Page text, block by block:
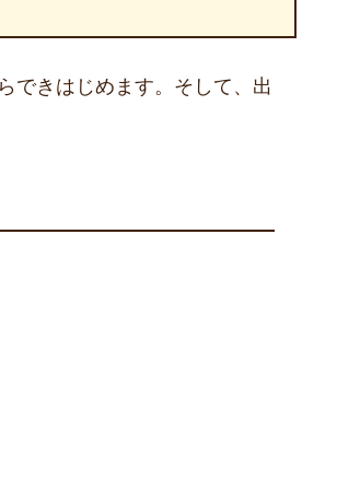
できはじめます。そして、出